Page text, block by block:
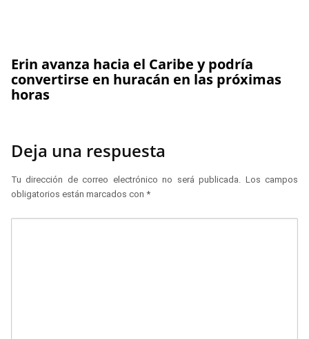
Erin avanza hacia el Caribe y podría
convertirse en huracán en las próximas
horas
Deja una respuesta
Tu dirección de correo electrónico no será publicada.
Los campos
obligatorios están marcados con *